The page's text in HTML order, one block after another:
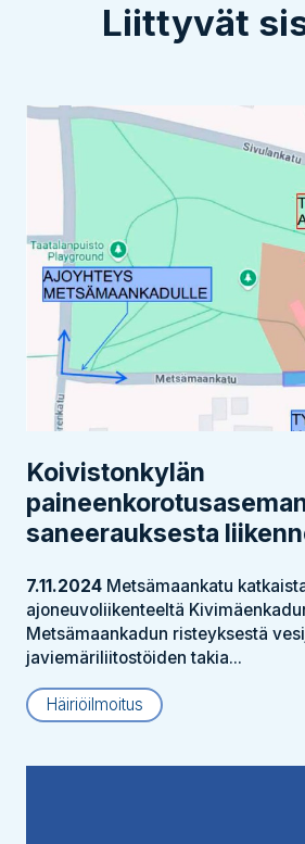
Liittyvät
Koivistonkylän
saneerauksesta
7.11.2024 Metsämaankatu
ajoneuvoliikenteeltä
Metsämaankadun risteyksestä
javiemäriliitostöiden takia...
Häiriöilmoitus